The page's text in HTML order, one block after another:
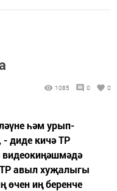
1085 0 0
һәм урып-
диде кичә ТР
видеокиңәшмәдә
авыл хуҗалыгы
иң беренче